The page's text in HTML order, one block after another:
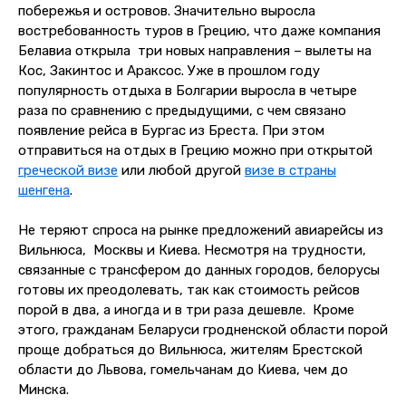
побережья и островов. Значительно выросла
востребованность туров в Грецию, что даже компания
Белавиа открыла три новых направления – вылеты на
Кос, Закинтос и Араксос. Уже в прошлом году
популярность отдыха в Болгарии выросла в четыре
раза по сравнению с предыдущими, с чем связано
появление рейса в Бургас из Бреста. При этом
отправиться на отдых в Грецию можно при открытой
греческой визе или любой другой визе в страны
шенгена.
Не теряют спроса на рынке предложений авиарейсы из
Вильнюса, Москвы и Киева. Несмотря на трудности,
связанные с трансфером до данных городов, белорусы
готовы их преодолевать, так как стоимость рейсов
порой в два, а иногда и в три раза дешевле. Кроме
этого, гражданам Беларуси гродненской области порой
проще добраться до Вильнюса, жителям Брестской
области до Львова, гомельчанам до Киева, чем до
Минска.